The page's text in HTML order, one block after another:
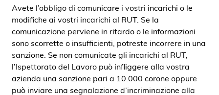
Avete l’obbligo di comunicare i vostri incarichi o le
modifiche ai vostri incarichi al RUT. Se la
comunicazione perviene in ritardo o le informazioni
sono scorrette o insufficienti, potreste incorrere in una
sanzione. Se non comunicate gli incarichi al RUT,
l’Ispettorato del Lavoro può infliggere alla vostra
azienda una sanzione pari a 10.000 corone oppure
può inviare una segnalazione d’incriminazione alla